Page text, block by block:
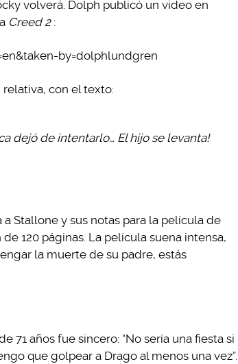
volverá. Dolph publicó un video en
Creed 2 :
by=dolphlundgren
con el texto:
dejó de intentarlo… El hijo se levanta!
Stallone y sus notas para la película de
120 páginas. La película suena intensa,
la muerte de su padre, estás
71 años fue sincero: “No sería una fiesta si
que golpear a Drago al menos una vez”.